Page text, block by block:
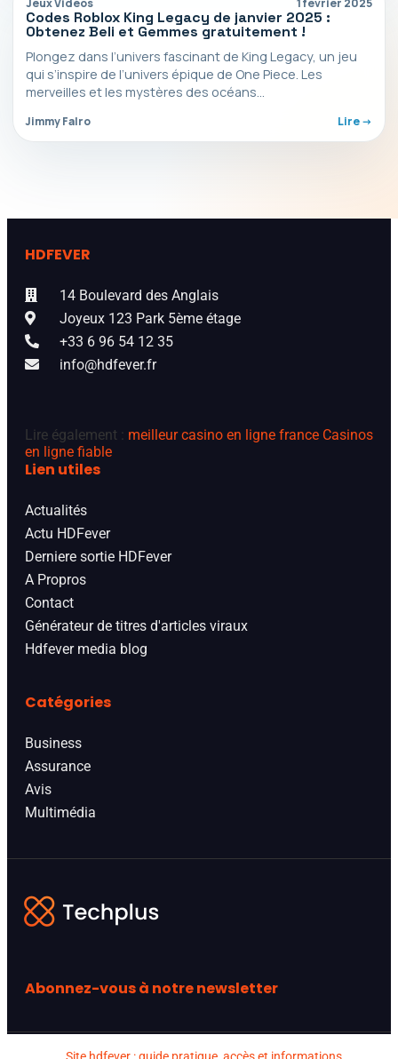
Codes Roblox King Legacy de janvier 2025 :
Obtenez Beli et Gemmes gratuitement !
Plongez dans l’univers fascinant de King Legacy, un jeu
qui s’inspire de l’univers épique de One Piece. Les
merveilles et les mystères des océans…
Jimmy Falro Lire ->
HDFEVER
14 Boulevard des Anglais
Joyeux 123 Park 5ème étage
+33 6 96 54 12 35
info@hdfever.fr
Lire également : meilleur casino en ligne france Casinos
en ligne fiable
Lien utiles
Actualités
Actu HDFever
Derniere sortie HDFever
A Propros
Contact
Générateur de titres d'articles viraux
Hdfever media blog
Catégories
Business
Assurance
Avis
Multimédia
Abonnez-vous à notre newsletter
Site hdfever : guide pratique, accès et informations